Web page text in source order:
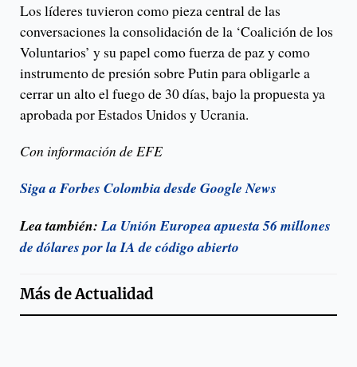
Los líderes tuvieron como pieza central de las
conversaciones la consolidación de la ‘Coalición de los
Voluntarios’ y su papel como fuerza de paz y como
instrumento de presión sobre Putin para obligarle a
cerrar un alto el fuego de 30 días, bajo la propuesta ya
aprobada por Estados Unidos y Ucrania.
Con información de EFE
Siga a Forbes Colombia desde Google News
Lea también:La Unión Europea apuesta 56 millones
de dólares por la IA de código abierto
Más deActualidad